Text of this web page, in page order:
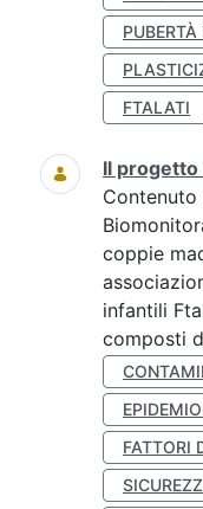
PUBERTÀ
FTALATI
Il progetto
Contenuto
coppie
infantili
composti
FATTORI